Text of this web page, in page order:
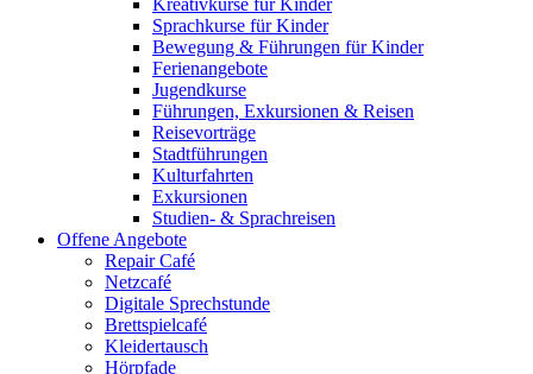
Kreativkurse für Kinder
Sprachkurse für Kinder
Bewegung & Führungen für Kinder
Ferienangebote
Jugendkurse
Führungen, Exkursionen & Reisen
Reisevorträge
Stadtführungen
Kulturfahrten
Exkursionen
Studien- & Sprachreisen
Offene Angebote
Repair Café
Netzcafé
Digitale Sprechstunde
Brettspielcafé
Kleidertausch
Hörpfade